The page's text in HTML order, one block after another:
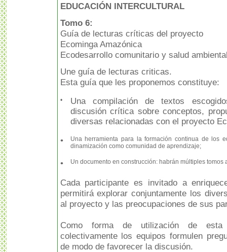
EDUCACIÓN INTERCULTURAL
Tomo 6:
Guía de lecturas críticas del proyecto
Ecominga Amazónica
Ecodesarrollo comunitario y salud
Une guía de lecturas criticas.
Esta guía que les proponemos constituye:
•
Una compilación de textos
discusión crítica sobre conceptos,
diversas relacionadas con el proyecto
•
Una herramienta para la formación continua de los
dinamización como comunidad de aprendizaje;
• Un documento en construcción: habrán múltiples tomos
Cada participante es invitado a
permitirá explorar conjuntamente los
al proyecto y las preocupaciones de sus
Como forma de utilización de
colectivamente los equipos formulen
de modo de favorecer la discusión.